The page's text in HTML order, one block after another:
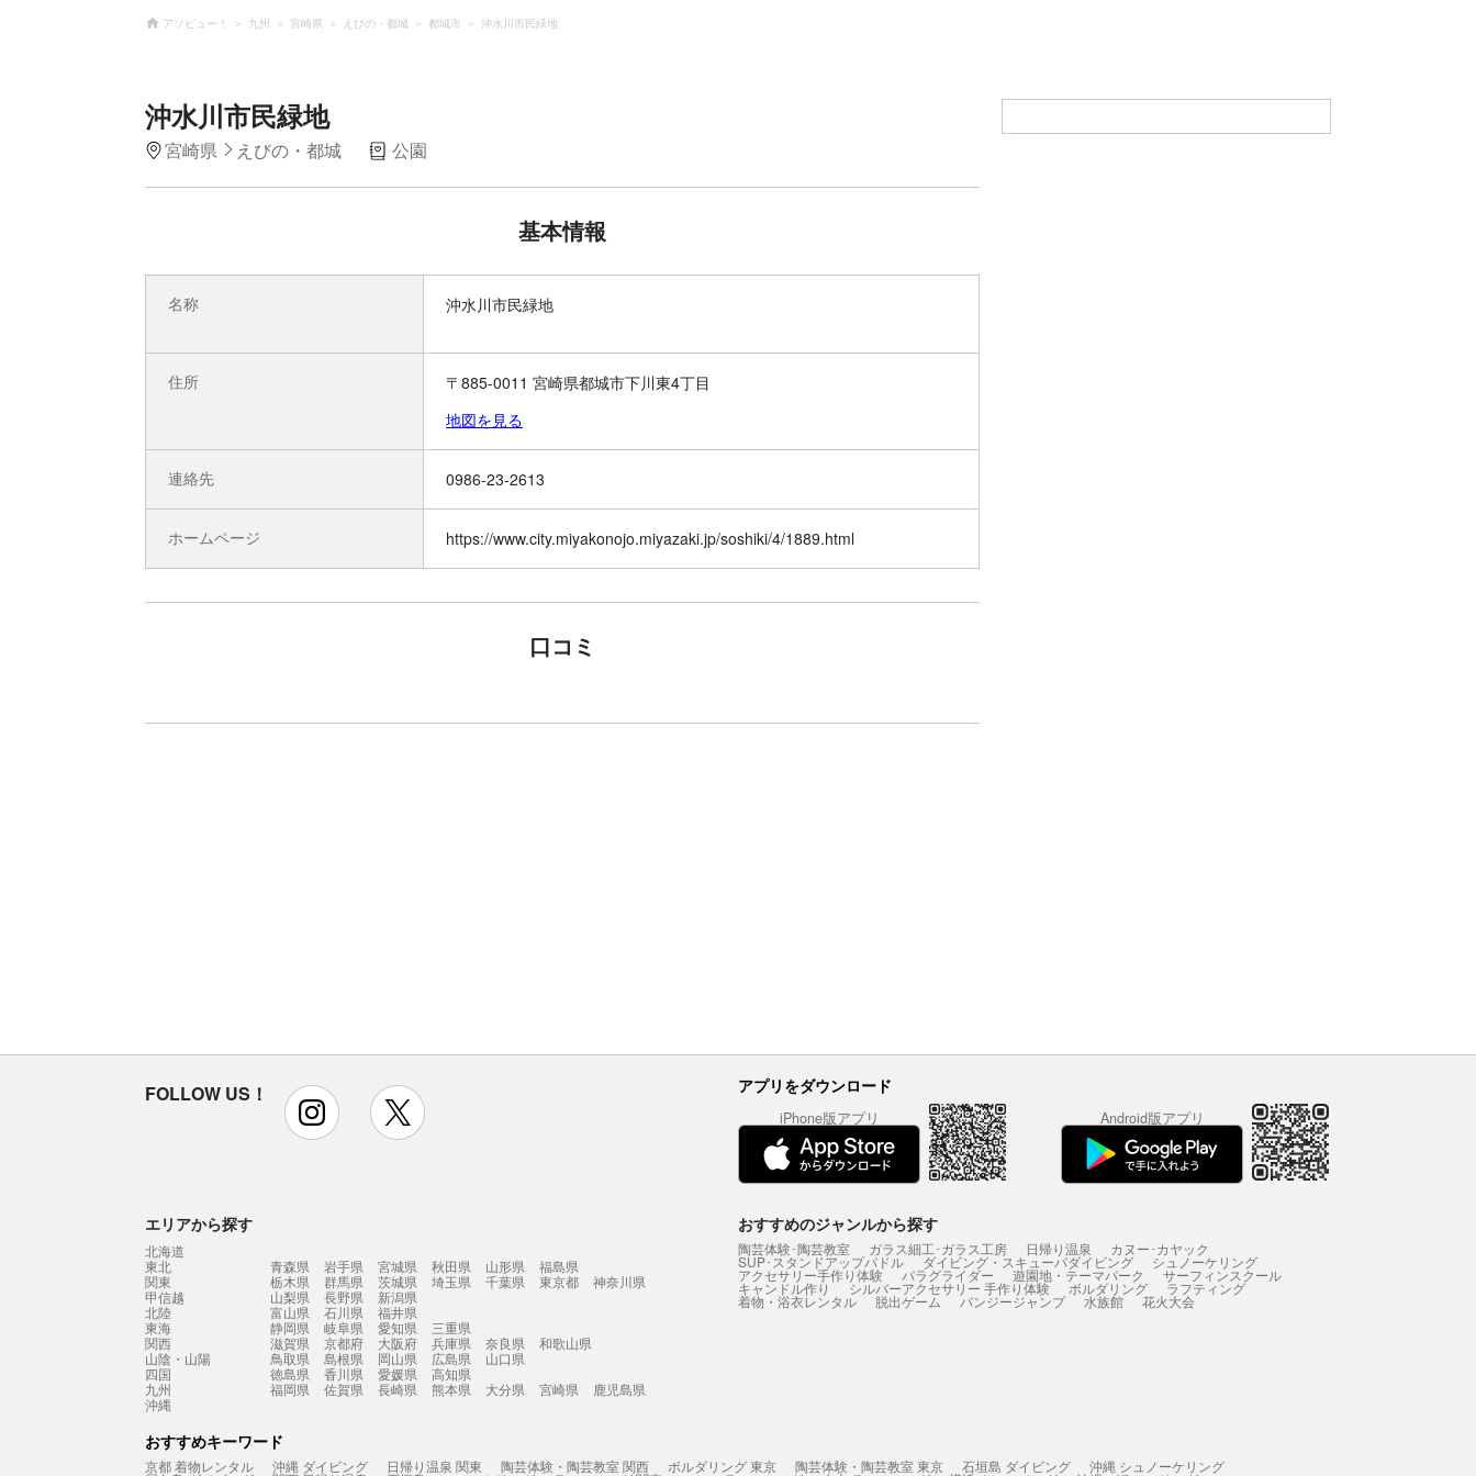
アソビュー！ 九州 宮崎県 えびの・都城 都城市 沖水川市民緑地
沖水川市民緑地
宮崎県 えびの・都城 公園
基本情報
名称 沖水川市民緑地
住所
〒885-0011 宮崎県都城市下川東4丁目
地図を見る
連絡先 0986-23-2613
ホームページ https://www.city.miyakonojo.miyazaki.jp/soshiki/4/1889.html
口コミ
FOLLOW US！ instagram アプリをダウンロード
iPhone版アプリ Android版アプリ
エリアから探す
北海道
東北
青森県 岩手県 宮城県 秋田県 山形県
福島県
関東
栃木県 群馬県 茨城県 埼玉県 千葉県 東京都
神奈川県
甲信越
山梨県 長野県
新潟県
北陸
富山県 石川県
福井県
東海
静岡県 岐阜県 愛知県
三重県
関西
滋賀県 京都府 大阪府 兵庫県 奈良県
和歌山県
山陰・山陽
鳥取県 島根県 岡山県 広島県
山口県
四国
徳島県 香川県 愛媛県
高知県
九州
福岡県 佐賀県 長崎県 熊本県 大分県 宮崎県
鹿児島県
沖縄
おすすめのジャンルから探す
陶芸体験･陶芸教室 ガラス細工･ガラス工房 日帰り温泉 カヌー･カヤック
SUP･スタンドアップパドル ダイビング・スキューバダイビング シュノーケリング
アクセサリー手作り体験 パラグライダー 遊園地・テーマパーク サーフィンスクール
キャンドル作り シルバーアクセサリー 手作り体験 ボルダリング ラフティング
着物・浴衣レンタル 脱出ゲーム バンジージャンプ 水族館 花火大会
おすすめキーワード
京都 着物レンタル 沖縄 ダイビング 日帰り温泉 関東 陶芸体験・陶芸教室 関西 ボルダリング 東京 陶芸体験・陶芸教室 東京 石垣島 ダイビング 沖縄 シュノーケリング